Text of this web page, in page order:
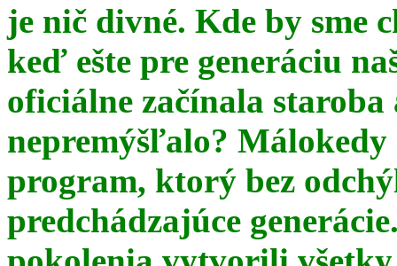
je nič divné. Kde by sme
keď ešte pre generáciu
oficiálne začínala
nepremýšľalo? Málokedy
program, ktorý bez
predchádzajúce